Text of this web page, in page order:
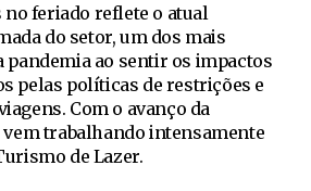
feriado reflete o atual
do setor, um dos mais
pandemia ao sentir os impactos
pelas políticas de restrições e
Com o avanço da
vem trabalhando intensamente
de Lazer.